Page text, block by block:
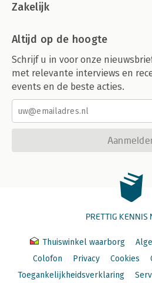
Zakelijk
Altijd op de hoogte
Schrijf u in voor onze
met relevante interviews en
events en de beste acties.
PRETTIG KENNIS
Thuiswinkel waarborg
Colofon
Privacy Cookies
Toegankelijkheidsverklaring